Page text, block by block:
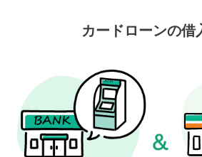
カードローンの借